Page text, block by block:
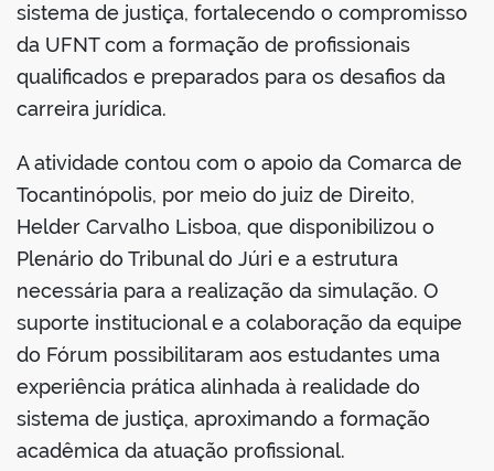
sistema de justiça, fortalecendo o compromisso
da UFNT com a formação de profissionais
qualificados e preparados para os desafios da
carreira jurídica.
A atividade contou com o apoio da Comarca de
Tocantinópolis, por meio do juiz de Direito,
Helder Carvalho Lisboa, que disponibilizou o
Plenário do Tribunal do Júri e a estrutura
necessária para a realização da simulação. O
suporte institucional e a colaboração da equipe
do Fórum possibilitaram aos estudantes uma
experiência prática alinhada à realidade do
sistema de justiça, aproximando a formação
acadêmica da atuação profissional.